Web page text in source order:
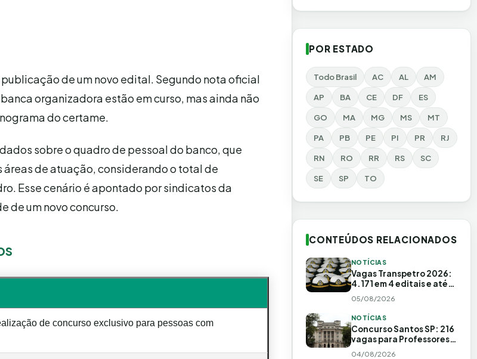
de um novo edital. Segundo nota oficial
organizadora estão em curso, mas ainda não
do certame.
sobre o quadro de pessoal do banco, que
de atuação, considerando o total de
Esse cenário é apontado por sindicatos da
de um novo concurso.
de concurso exclusivo para pessoas com
POR ESTADO
Todo Brasil AC AL AM
AP BA CE DF ES
GO MA MG MS MT
PA PB PE PI PR RJ
RN RO RR RS SC
SE SP TO
CONTEÚDOS RELACIONADOS
NOTÍCIAS
Vagas Transpetro 2026:
4.171 em 4 editais e até
05/08/2026
NOTÍCIAS
Concurso Santos SP: 216
vagas para Professores
04/08/2026